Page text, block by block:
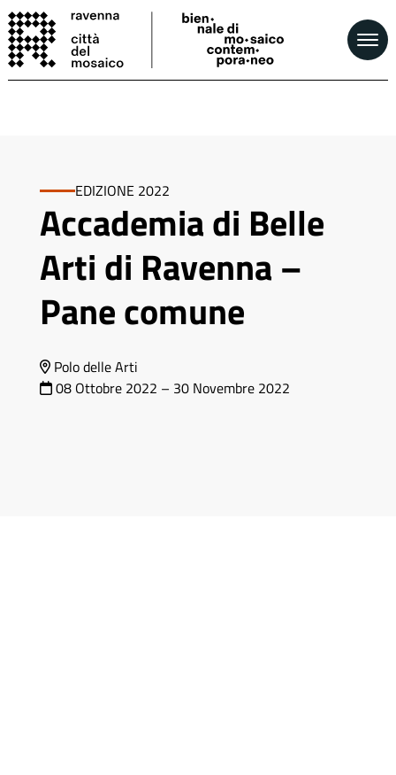
EDIZIONE 2022
Accademia di Belle
Arti di Ravenna –
Pane comune
Polo delle Arti
08 Ottobre 2022 – 30 Novembre 2022